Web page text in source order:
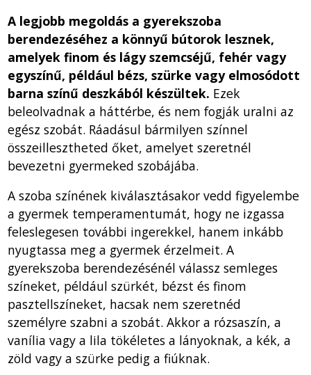
A legjobb megoldás a gyerekszoba
berendezéséhez a könnyű bútorok lesznek,
amelyek finom és lágy szemcséjű, fehér vagy
egyszínű, például bézs, szürke vagy elmosódott
barna színű deszkából készültek. Ezek
beleolvadnak a háttérbe, és nem fogják uralni az
egész szobát. Ráadásul bármilyen színnel
összeillesztheted őket, amelyet szeretnél
bevezetni gyermeked szobájába.
A szoba színének kiválasztásakor vedd figyelembe
a gyermek temperamentumát, hogy ne izgassa
feleslegesen további ingerekkel, hanem inkább
nyugtassa meg a gyermek érzelmeit. A
gyerekszoba berendezésénél válassz semleges
színeket, például szürkét, bézst és finom
pasztellszíneket, hacsak nem szeretnéd
személyre szabni a szobát. Akkor a rózsaszín, a
vanília vagy a lila tökéletes a lányoknak, a kék, a
zöld vagy a szürke pedig a fiúknak.